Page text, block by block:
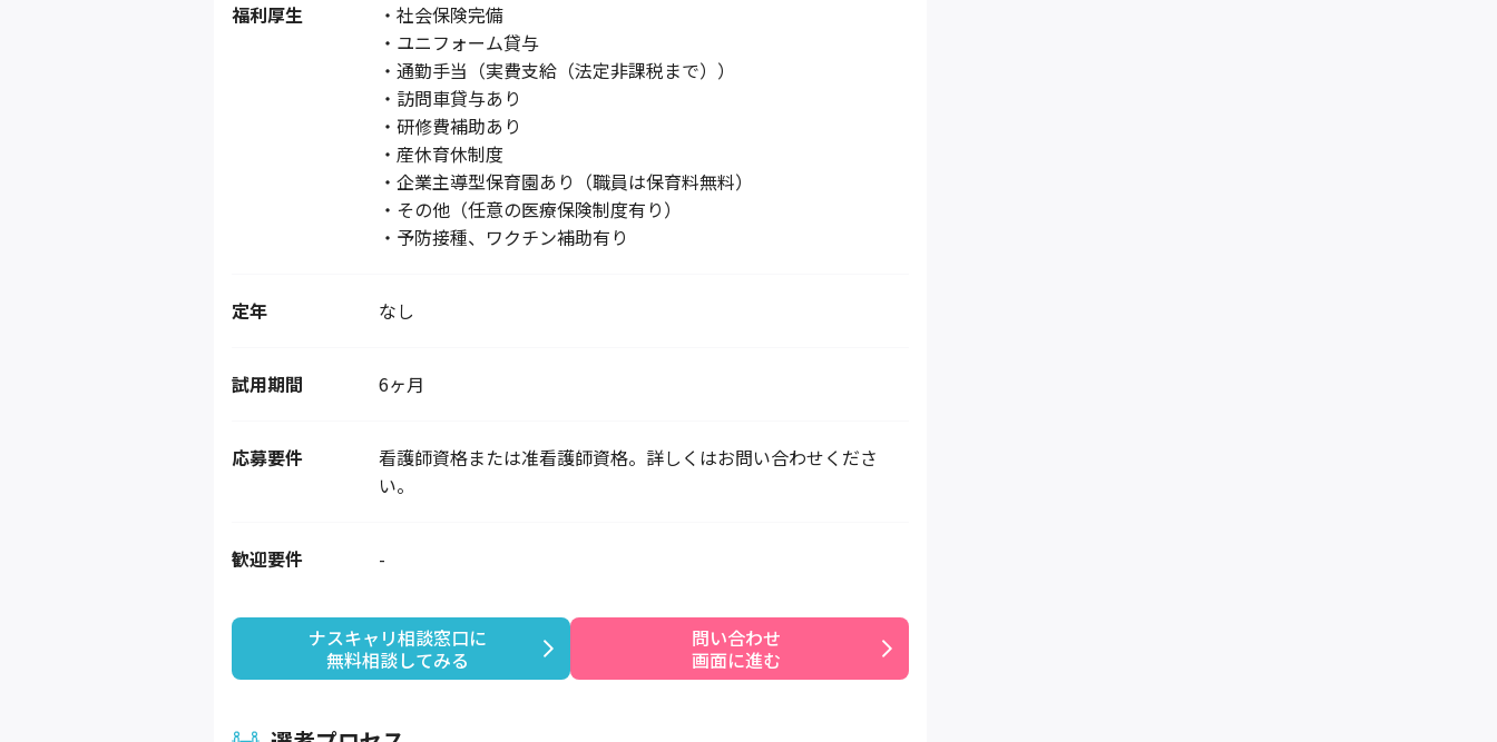
福利厚生
・社会保険完備
・ユニフォーム貸与
・通勤手当（実費支給（法定非課税まで））
・訪問車貸与あり
・研修費補助あり
・産休育休制度
・企業主導型保育園あり（職員は保育料無料）
・その他（任意の医療保険制度有り）
・予防接種、ワクチン補助有り
定年 なし
試用期間 6ヶ月
応募要件
看護師資格または准看護師資格。詳しくはお問い合わせくださ
い。
歓迎要件 -
ナスキャリ相談窓口に
無料相談してみる
問い合わせ
画面に進む